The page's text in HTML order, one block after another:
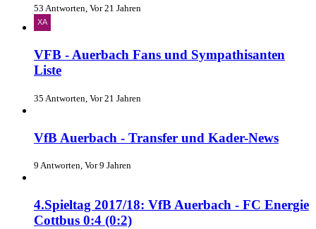
53 Antworten, Vor 21 Jahren
VFB - Auerbach Fans und Sympathisanten
Liste
35 Antworten, Vor 21 Jahren
VfB Auerbach - Transfer und Kader-News
9 Antworten, Vor 9 Jahren
4.Spieltag 2017/18: VfB Auerbach - FC Energie
Cottbus 0:4 (0:2)